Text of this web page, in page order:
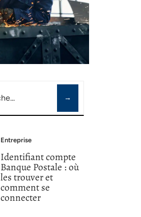
Entreprise
Identifiant compte
Banque Postale : où
les trouver et
comment se
connecter